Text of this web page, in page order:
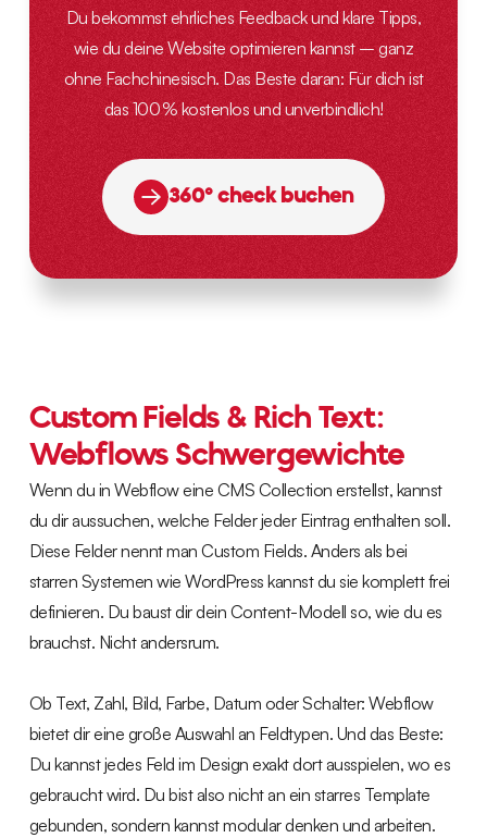
Du bekommst ehrliches Feedback und klare Tipps,
wie du deine Website optimieren kannst – ganz
ohne Fachchinesisch. Das Beste daran: Für dich ist
das 100 % kostenlos und unverbindlich!
360° check buchen
Custom Fields & Rich Text:
Webflows Schwergewichte
Wenn du in Webflow eine CMS Collection erstellst, kannst
du dir aussuchen, welche Felder jeder Eintrag enthalten soll.
Diese Felder nennt man Custom Fields. Anders als bei
starren Systemen wie WordPress kannst du sie komplett frei
definieren. Du baust dir dein Content-Modell so, wie du es
brauchst. Nicht andersrum.
Ob Text, Zahl, Bild, Farbe, Datum oder Schalter: Webflow
bietet dir eine große Auswahl an Feldtypen. Und das Beste:
Du kannst jedes Feld im Design exakt dort ausspielen, wo es
gebraucht wird. Du bist also nicht an ein starres Template
gebunden, sondern kannst modular denken und arbeiten.